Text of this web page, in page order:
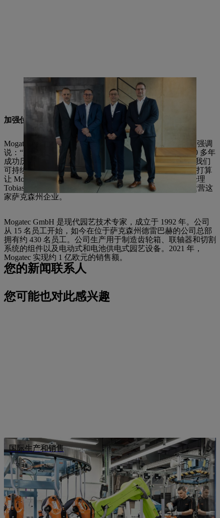
期待继续携手前行（左起）：Erik Jachmann（Mogatec 合伙人）、
Martin Schwarz（STIHL 董事）以及 Alexander Gränitz 和 Tobias
Wetzel（Mogatec 总经理）
加强位于德雷巴赫的萨克森州驻地
Mogatec 的两位总经理 Tobias Wetzel 和 Alexander Gränitz 强调
说：“通过整合进入 STIHL 集团，我们开启了 Mogatec 30 多年
成功历史的新篇章。依靠 STIHL 这样的世界先进企业，我们
可持续加强我们位于德雷巴赫的驻地。”STIHL 家族企业打算
让 Mogatec 继续以原先的方式独立运营。Mogatec 的总经理
Tobias Wetzel 和 Alexander Gränitz 将继续作为双重领导运营这
家萨克森州企业。
Mogatec GmbH 是现代园艺技术专家，成立于 1992 年。公司
从 15 名员工开始，如今在位于萨克森州德雷巴赫的公司总部
拥有约 430 名员工。公司生产用于制造齿轮箱、联轴器和切割
系统的组件以及电动式和电池供电式园艺设备。2021 年，
Mogatec 实现约 1 亿欧元的销售额。
您的新闻联系人
您可能也对此感兴趣
国际生产和销售